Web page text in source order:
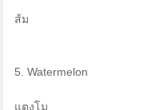
ส้ม
5. Watermelon
แตงโม